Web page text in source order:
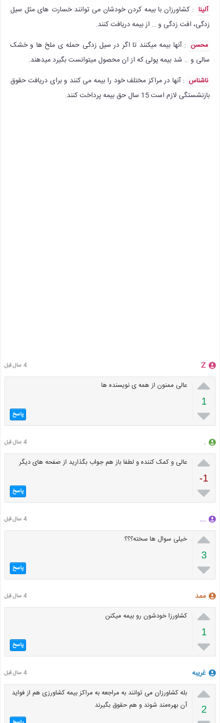
آلینا : کشاورزان با بیمه کردن خودشان می توانند خسارت های مثل سیل
زدگی، افت زدگی و … از بیمه دریافت کنند.
محسن : آنها بیمه میکنند تا اگر در سیل زدگی حمله ی ملخ ها و خشک
سالی و … شد بیمه پولی که از ان محصول میتوانست بگیرد میدهند.
ناشناس : آنها در مراکز مختلف خود را بیمه می کنند و برای دریافت حقوق
بازنشستگی لازم است 15 سال حق بیمه پرداخت کنند.
Z 4 سال قبل

1

عالی ممنون از همه ی نویسنده ها
پاسخ
. 4 سال قبل

-1

عالی و کمک کننده و لطفا باز هم جواب بگذارید از صفحه های دیگر
پاسخ
... 4 سال قبل

3

خیلی سوال ها سخته؟‌؟؟
پاسخ
ممد 4 سال قبل

1

کشاورزا خودشون رو بیمه میکنن
پاسخ
غریبه 4 سال قبل

2
بله کشاورزان می توانند به مراجعه به مراکز بیمه کشاورزی هم از فواید
آن بهره‌مند شوند و هم حقوق بگیرند